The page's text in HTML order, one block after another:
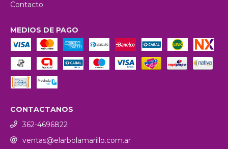
Contacto
MEDIOS DE PAGO
CONTACTANOS
362-4696822
ventas@elarbolamarillo.com.ar